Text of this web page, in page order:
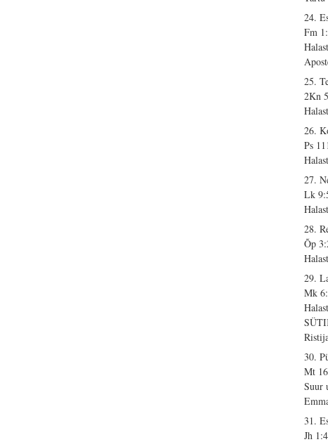
24.
Fm
25.
2Kn
26.
Ps
27.
Lk
28.
Õp
29.
Mk
30.
Mt
Suur
31.
Jh